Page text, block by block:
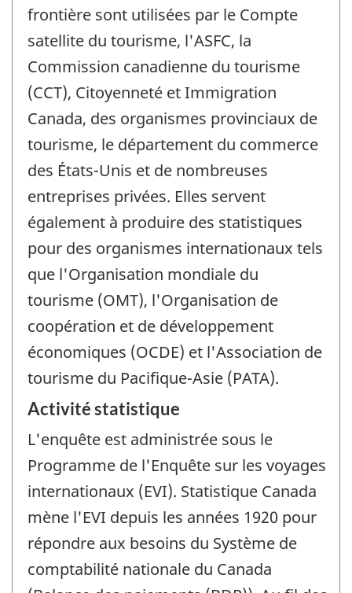
frontière sont utilisées par le Compte
satellite du tourisme, l'ASFC, la
Commission canadienne du tourisme
(CCT), Citoyenneté et Immigration
Canada, des organismes provinciaux de
tourisme, le département du commerce
des États-Unis et de nombreuses
entreprises privées. Elles servent
également à produire des statistiques
pour des organismes internationaux tels
que l'Organisation mondiale du
tourisme (OMT), l'Organisation de
coopération et de développement
économiques (OCDE) et l'Association de
tourisme du Pacifique-Asie (PATA).
Activité statistique
L'enquête est administrée sous le
Programme de l'Enquête sur les voyages
internationaux (EVI). Statistique Canada
mène l'EVI depuis les années 1920 pour
répondre aux besoins du Système de
comptabilité nationale du Canada